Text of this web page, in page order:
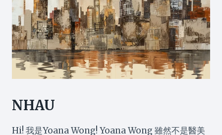
NHAU
Hi! 我是Yoana Wong! Yoana Wong 雖然不是醫美